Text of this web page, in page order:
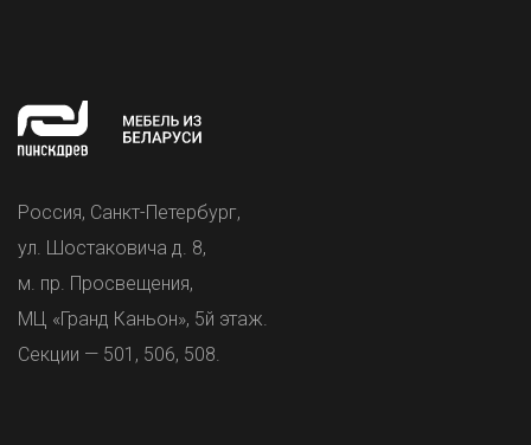
Россия, Санкт-Петербург,
ул. Шостаковича д. 8,
м. пр. Просвещения,
МЦ «Гранд Каньон», 5й этаж.
Секции — 501, 506, 508.